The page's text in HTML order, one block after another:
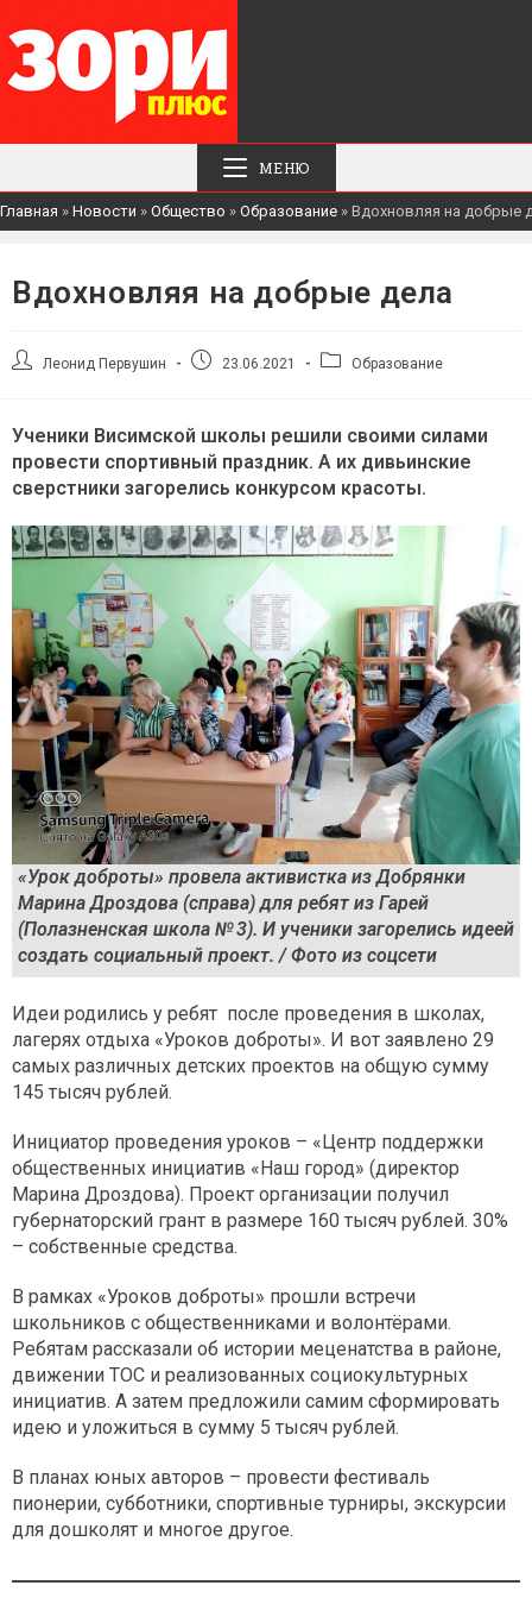
МЕНЮ
Главная » Новости » Общество » Образование » Вдохновляя на добрые
Вдохновляя на добрые дела
АвторЛеонид Первушин
Запись23.06.2021
РубрикаОбразование
Ученики Висимской школы решили своими силами
провести спортивный праздник. А их дивьинские
сверстники загорелись конкурсом красоты.
«Урок доброты» провела активистка из Добрянки
Марина Дроздова (справа) для ребят из Гарей
(Полазненская школа № 3). И ученики загорелись идеей
создать социальный проект. / Фото из соцсети
Идеи родились у ребят после проведения в школах,
лагерях отдыха «Уроков доброты». И вот заявлено 29
самых различных детских проектов на общую сумму
145 тысяч рублей.
Инициатор проведения уроков – «Центр поддержки
общественных инициатив «Наш город» (директор
Марина Дроздова). Проект организации получил
губернаторский грант в размере 160 тысяч рублей. 30%
– собственные средства.
В рамках «Уроков доброты» прошли встречи
школьников с общественниками и волонтёрами.
Ребятам рассказали об истории меценатства в районе,
движении ТОС и реализованных социокультурных
инициатив. А затем предложили самим сформировать
идею и уложиться в сумму 5 тысяч рублей.
В планах юных авторов – провести фестиваль
пионерии, субботники, спортивные турниры, экскурсии
для дошколят и многое другое.